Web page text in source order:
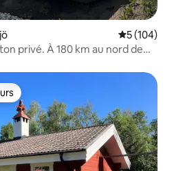
Évaluation
5 (104)
privé. À 180 km au nord de
les plus appréciés